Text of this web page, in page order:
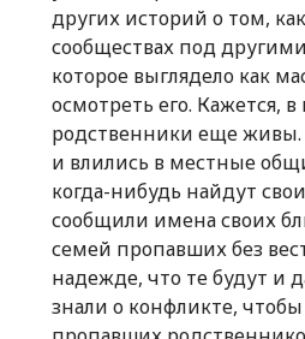
других историй о том,
сообществах под
которое выглядело как
осмотреть его. Кажется,
родственники еще
и влились в местные
когда-нибудь найдут
сообщили имена своих
семей пропавших без
надежде, что те будут и
знали о конфликте,